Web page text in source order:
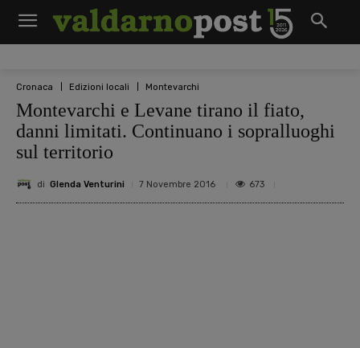
Cronaca Edizioni locali Montevarchi
Montevarchi e Levane tirano il fiato,
danni limitati. Continuano i sopralluoghi
sul territorio
di Glenda Venturini 7 Novembre 2016 673